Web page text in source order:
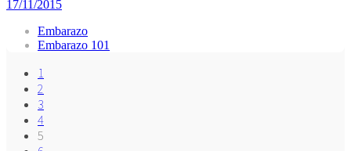
17/11/2015
Embarazo
Embarazo 101
1
2
3
4
5